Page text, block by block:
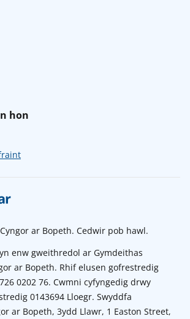
hon
ar Bopeth. Cedwir pob hawl.
enw gweithredol ar Gymdeithas
ar Bopeth. Rhif elusen gofrestredig
0202 76. Cwmni cyfyngedig drwy
0143694 Lloegr. Swyddfa
ar Bopeth, 3ydd Llawr, 1 Easton Street,